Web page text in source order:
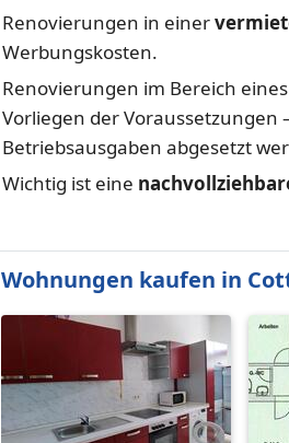
Renovierungen in einer
Werbungskosten.
Renovierungen im Bereich eines
Vorliegen der Voraussetzungen
Betriebsausgaben abgesetzt
Wichtig ist eine
Wohnungen kaufen in